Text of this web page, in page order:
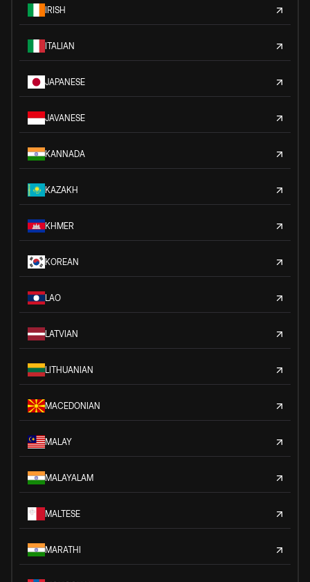
IRISH
ITALIAN
JAPANESE
JAVANESE
KANNADA
KAZAKH
KHMER
KOREAN
LAO
LATVIAN
LITHUANIAN
MACEDONIAN
MALAY
MALAYALAM
MALTESE
MARATHI